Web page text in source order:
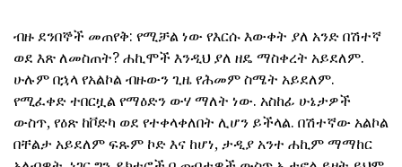
ብዙ ደንበኞች መጠየቅ: የሚቻል ነው የእርሱ እውቀት ያለ አንድ በሽተኛ
ወደ እጽ ለመስጠት? ሐኪሞች እንዲህ ያለ ዘዴ ማስቀረት አይደለም.
ሁሉም በኋላ የአልኮል ብዙውን ጊዜ የሕመም ስሜት አይደለም.
የሚፈቀድ ተበርዟል የማዕድን ውሃ ማለት ነው. አስከፊ ሁኔታዎች
ውስጥ, የዕጽ ከቮድካ ወደ የተቀላቀለበት ሊሆን ይችላል. በሽተኛው አልኮል
በቸልታ አይደለም ፍጹም ኮድ እና ከሆነ, ታዲያ አንተ ሐኪም ማማከር